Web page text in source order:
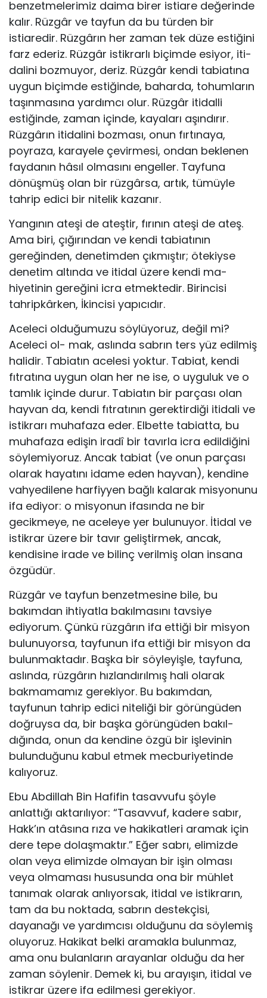
benzetmeleri­miz daima birer istiare değerinde
kalır. Rüzgâr ve tayfun da bu türden bir
istiaredir. Rüzgârın her zaman tek düze estiğini
farz ederiz. Rüzgâr istikrarlı biçimde esiyor, iti­
dalini bozmuyor, deriz. Rüzgâr kendi tabiatına
uygun bi­çimde estiğinde, baharda, tohumların
taşınmasına yar­dımcı olur. Rüzgâr itidalli
estiğinde, zaman içinde, ka­yaları aşındırır.
Rüzgârın itidalini bozması, onun fırtına­ya,
poyraza, karayele çevirmesi, ondan beklenen
fayda­nın hâsıl olmasını engeller. Tayfuna
dönüşmüş olan bir rüzgârsa, artık, tümüyle
tahrip edici bir nitelik kazanır.
Yangının ateşi de ateştir, fırının ateşi de ateş.
Ama biri, çığırından ve kendi tabiatının
gereğinden, denetimden çık­mıştır; ötekiyse
denetim altında ve itidal üzere kendi ma­
hiyetinin gereğini icra etmektedir. Birincisi
tahripkârken, İkincisi yapıcıdır.
Aceleci olduğumuzu söylüyoruz, değil mi?
Aceleci ol- mak, aslında sabrın ters yüz edilmiş
halidir. Tabiatın ace­lesi yoktur. Tabiat, kendi
fıtratına uygun olan her ne ise, o uyguluk ve o
tamlık içinde durur. Tabiatın bir parçası olan
hayvan da, kendi fıtratının gerektirdiği itidali ve
is­tikrarı muhafaza eder. Elbette tabiatta, bu
muhafaza edi­şin iradî bir tavırla icra edildiğini
söylemiyoruz. Ancak tabiat (ve onun parçası
olarak hayatını idame eden hay­van), kendine
vahyedilene harfiyyen bağlı kalarak mis­yonunu
ifa ediyor: o misyonun ifasında ne bir
gecikme­ye, ne aceleye yer bulunuyor. İtidal ve
istikrar üzere bir tavır geliştirmek, ancak,
kendisine irade ve bilinç veril­miş olan insana
özgüdür.
Rüzgâr ve tayfun benzetmesine bile, bu
bakımdan ih­tiyatla bakılmasını tavsiye
ediyorum. Çünkü rüzgârın ifa ettiği bir misyon
bulunuyorsa, tayfunun ifa ettiği bir mis­yon da
bulunmaktadır. Başka bir söyleyişle, tayfuna,
as­lında, rüzgârın hızlandırılmış hali olarak
bakmamamız ge­rekiyor. Bu bakımdan,
tayfunun tahrip edici niteliği bir görüngüden
doğruysa da, bir başka görüngüden bakıl­
dığında, onun da kendine özgü bir işlevinin
bulunduğunu kabul etmek mecburiyetinde
kalıyoruz.
Ebu Abdillah Bin Hafifin tasavvufu şöyle
anlattığı ak­tarılıyor: “Tasavvuf, kadere sabır,
Hakk’ın atâsına rıza ve hakikatleri aramak için
dere tepe dolaşmaktır.” Eğer sabrı, elimizde
olan veya elimizde olmayan bir işin olması
veya olmaması hususunda ona bir mühlet
tanımak olarak anlıyorsak, itidal ve istikrarın,
tam da bu noktada, sabrın destekçisi,
dayanağı ve yardımcısı olduğunu da söylemiş
oluyoruz. Hakikat belki aramakla bulunmaz,
ama onu bu­lanların arayanlar olduğu da her
zaman söylenir. Demek ki, bu arayışın, itidal ve
istikrar üzere ifa edilmesi gerekiyor.